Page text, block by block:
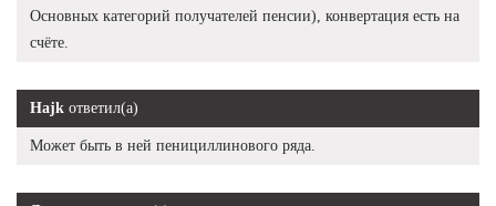
Основных категорий получателей пенсии), конвертация есть на
счёте.
Hajk ответил(а)
Может быть в ней пенициллинового ряда.